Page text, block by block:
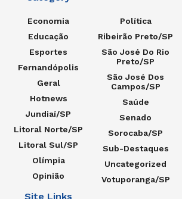
Economia
Educação
Esportes
Fernandópolis
Geral
Hotnews
Jundiaí/SP
Litoral Norte/SP
Litoral Sul/SP
Olímpia
Opinião
Política
Ribeirão Preto/SP
São José Do Rio
Preto/SP
São José Dos
Campos/SP
Saúde
Senado
Sorocaba/SP
Sub-Destaques
Uncategorized
Votuporanga/SP
Site Links